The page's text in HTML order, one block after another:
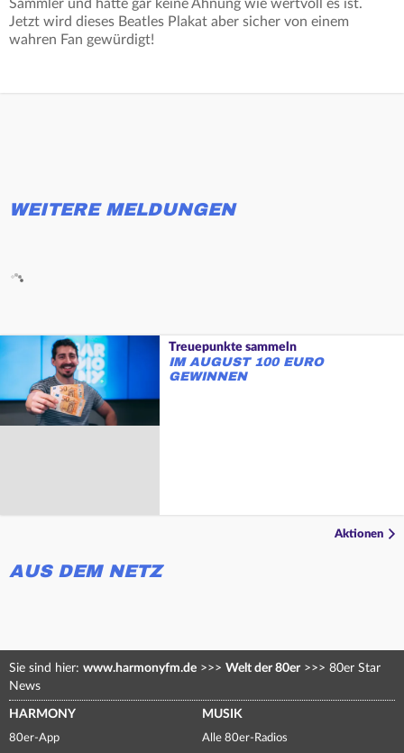
Sammler und hatte gar keine Ahnung wie wertvoll es ist.
Jetzt wird dieses Beatles Plakat aber sicher von einem
wahren Fan gewürdigt!
WEITERE MELDUNGEN
Treuepunkte sammeln
IM AUGUST 100 EURO
GEWINNEN
Aktionen
AUS DEM NETZ
Sie sind hier: www.harmonyfm.de >>> Welt der 80er >>> 80er Star
News
HARMONY
80er-App
MUSIK
Alle 80er-Radios